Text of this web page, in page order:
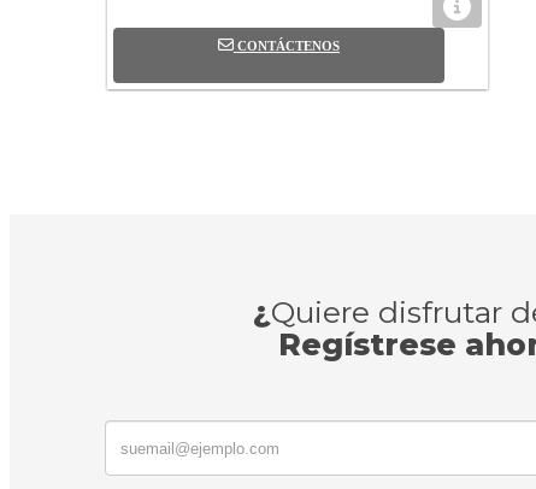
CONTÁCTENOS
¿Quiere disfrutar
Regístrese